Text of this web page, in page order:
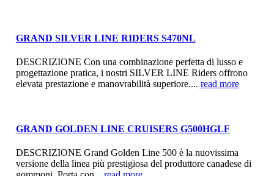
GRAND SILVER LINE RIDERS S470NL
DESCRIZIONE Con una combinazione perfetta di lusso e
progettazione pratica, i nostri SILVER LINE Riders offrono
elevata prestazione e manovrabilità superiore.... read more
GRAND GOLDEN LINE CRUISERS G500HGLF
DESCRIZIONE Grand Golden Line 500 è la nuovissima
versione della linea più prestigiosa del produttore canadese di